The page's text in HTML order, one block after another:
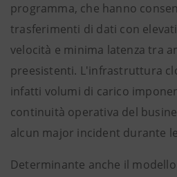
programma, che hanno
trasferimenti di dati con
velocità e minima latenza tra
preesistenti. L'infrastruttura
infatti volumi di carico
continuità operativa del
alcun major incident durante
Determinante anche il